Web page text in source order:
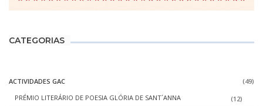
CATEGORIAS
ACTIVIDADES GAC
(49)
PRÉMIO LITERÁRIO DE POESIA GLÓRIA DE SANT´ANNA
(12)